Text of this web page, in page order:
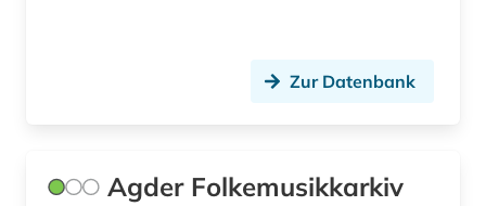
e-learning (2)
Zur Datenbank
Agder Folkemusikkarkiv